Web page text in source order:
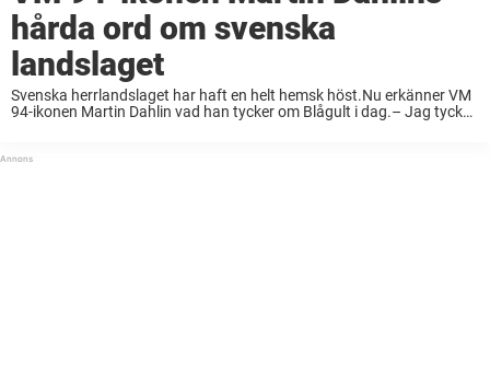
hårda ord om svenska
landslaget
Svenska herrlandslaget har haft en helt hemsk höst.Nu erkänner VM
94-ikonen Martin Dahlin vad han tycker om Blågult i dag.– Jag tycker